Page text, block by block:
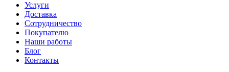
Услуги
Доставка
Сотрудничество
Покупателю
Наши работы
Блог
Контакты